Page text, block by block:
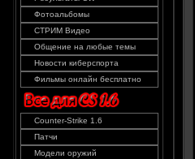
Фотоальбомы
СТРИМ Видео
Общение на любые темы
Новости киберспорта
Фильмы онлайн бесплатно
Counter-Strike 1.6
Патчи
Модели оружий